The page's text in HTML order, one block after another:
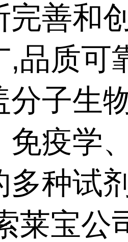
完善和
,品质可
分子生
免疫学
种试
莱宝公